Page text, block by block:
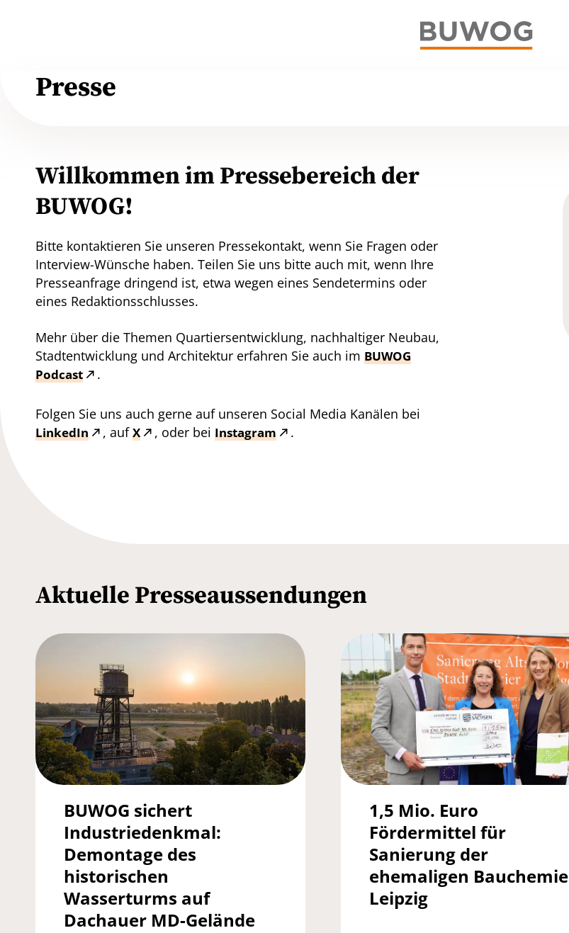
Presse
Willkommen im Pressebereich der
BUWOG!
Bitte kontaktieren Sie unseren Pressekontakt, wenn Sie Fragen oder
Interview-Wünsche haben. Teilen Sie uns bitte auch mit, wenn Ihre
Presseanfrage dringend ist, etwa wegen eines Sendetermins oder
eines Redaktionsschlusses.
Mehr über die Themen Quartiersentwicklung, nachhaltiger Neubau,
Stadtentwicklung und Architektur erfahren Sie auch im BUWOG
Podcast
.
Folgen Sie uns auch gerne auf unseren Social Media Kanälen bei
LinkedIn , aufX , oder bei Instagram .
Aktuelle Presseaussendungen
BUWOG sichert
Industriedenkmal:
Demontage des
historischen
Wasserturms auf
Dachauer MD-Gelände
1,5 Mio. Euro
Fördermittel für
Sanierung der
ehemaligen Bauchemie
Leipzig